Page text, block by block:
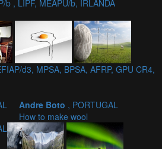
b , LIPF, MEAPU/b, IRLANDA
d3, MPSA, BPSA, AFRP, GPU CR4,
Andre Boto , PORTUGAL
How to make wool